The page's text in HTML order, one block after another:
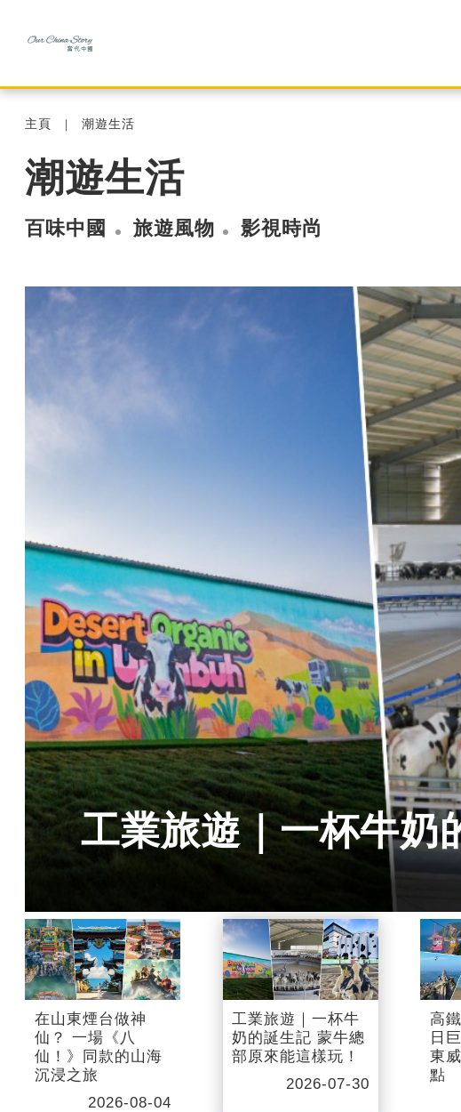
主頁 潮遊生活
潮遊生活
百味中國 旅遊風物 影視時尚
工業旅遊｜一杯牛奶
在山東煙台做神
仙？ 一場《八
仙！》同款的山海
沉浸之旅
2026-08-04
工業旅遊｜一杯牛
奶的誕生記 蒙牛總
部原來能這樣玩！
2026-07-30
高
日
東
點